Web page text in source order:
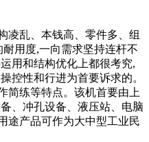
凌乱、本钱高、零件多、组
用度,一向需求坚持连杆不
用和结构优化上都很考究,
控性和行进为首要诉求的。
简练等特点。该机首要由上
、冲孔设备、液压站、电脑
途产品可作为大中型工业民